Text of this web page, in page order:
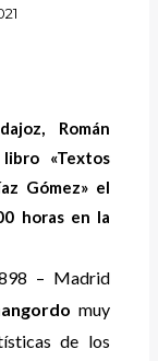
Román
«Textos
Gómez» el
horas en la
– Madrid
muy
de los